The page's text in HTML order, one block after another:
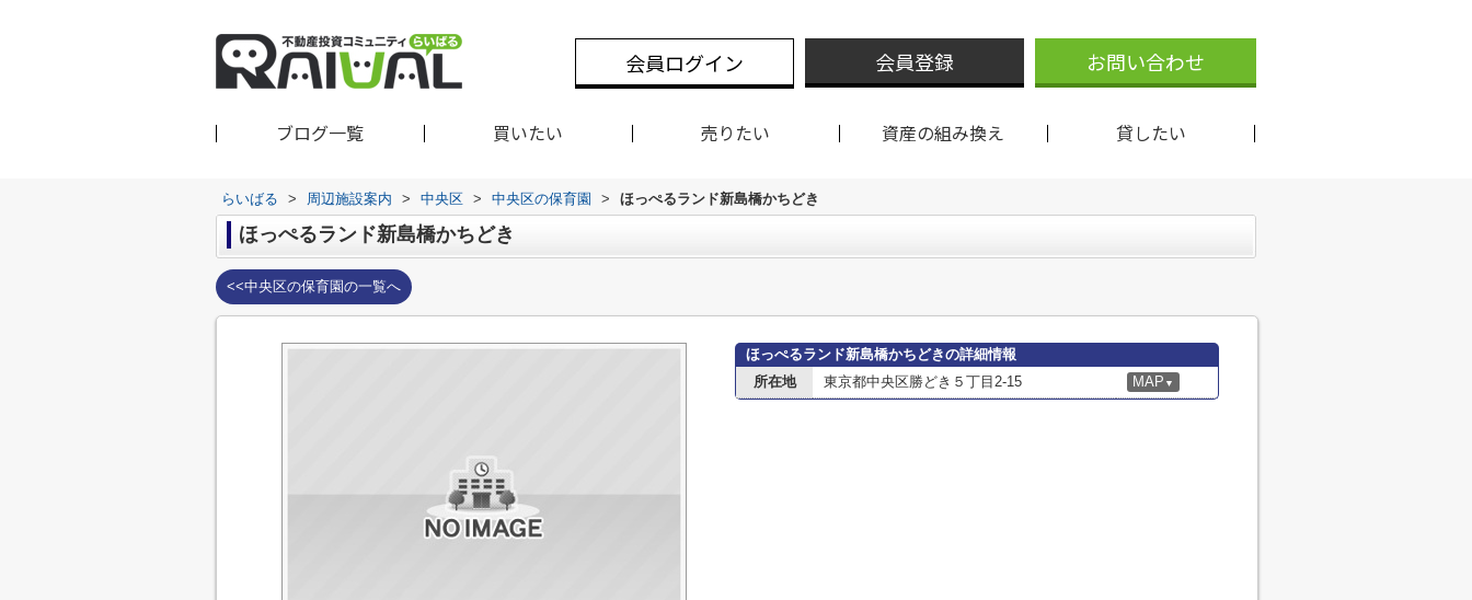
会員ログイン 会員登録 お問い合わせ
ブログ一覧 買いたい 売りたい 資産の組み換え 貸したい
らいばる > 周辺施設案内 > 中央区 > 中央区の保育園 > ほっぺるランド新島橋かちどき
ほっぺるランド新島橋かちどき
<<中央区の保育園の一覧へ
ほっぺるランド新島橋かちどきの詳細情報
所在地
東京都中央区勝どき５丁目2-15 MAP ▼